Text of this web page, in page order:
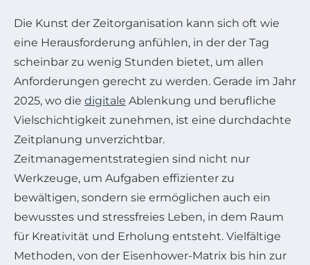
Die Kunst der Zeitorganisation kann sich oft wie
eine Herausforderung anfühlen, in der der Tag
scheinbar zu wenig Stunden bietet, um allen
Anforderungen gerecht zu werden. Gerade im Jahr
2025, wo die digitale Ablenkung und berufliche
Vielschichtigkeit zunehmen, ist eine durchdachte
Zeitplanung unverzichtbar.
Zeitmanagementstrategien sind nicht nur
Werkzeuge, um Aufgaben effizienter zu
bewältigen, sondern sie ermöglichen auch ein
bewusstes und stressfreies Leben, in dem Raum
für Kreativität und Erholung entsteht. Vielfältige
Methoden, von der Eisenhower-Matrix bis hin zur